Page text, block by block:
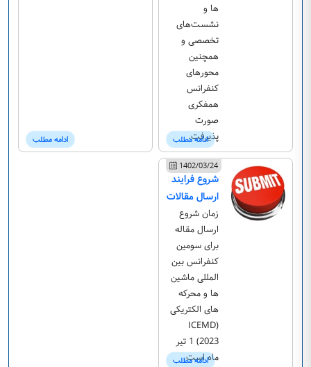
ادامه مطلب
ها و
نشست‌های
تخصصی و
همچنین
محورهای
کنفرانس
همفکری
صورت
پذیرفت.
ادامه مطلب
1402/03/24
ادامه مطلب
شروع فرایند
ارسال مقالات
زمان شروع
ارسال مقاله
برای سومین
کنفرانس بین
المللی ماشین
ها و محرکه
های الکتریکی
(ICEMD
2023) 1 تیر
ماه است.